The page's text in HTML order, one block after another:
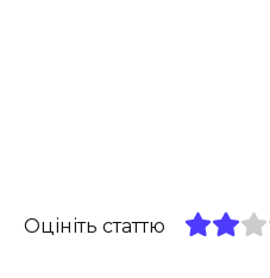
Оцініть статтю